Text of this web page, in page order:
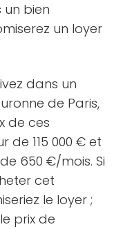
un bien
un loyer
dans un
de Paris,
de ces
115 000 € et
650 €/mois. Si
cet
le loyer ;
prix de